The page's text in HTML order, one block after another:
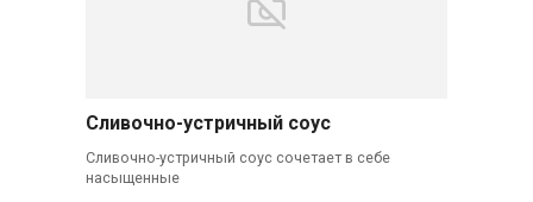
Сливочно-устричный соус
Сливочно-устричный соус сочетает в себе
насыщенные